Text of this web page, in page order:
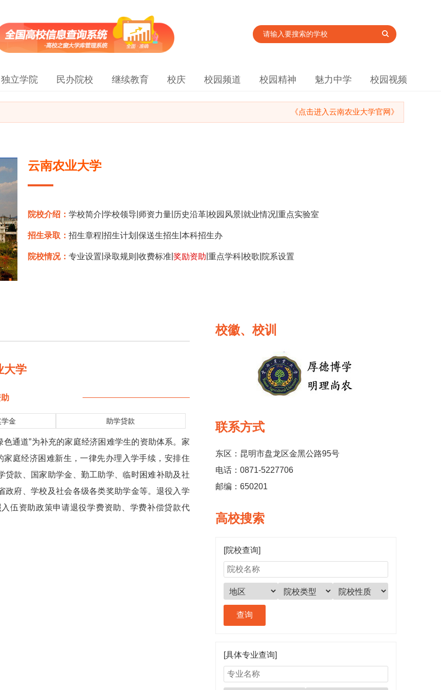
独立学院 民办院校 继续教育 校庆 校园频道 校园精神 魅力中学 校园视频
《点击进入云南农业大学官网》
云南农业大学
院校介绍：学校简介 |学校领导 师资力量 历史沿革 |校园风景 就业情况 |重点实验室
招生录取：招生章程 |招生计划 |保送生招生 |本科招生办
院校情况：专业设置 |录取规则 |收费标准 |奖励资助 |重点学科 |校歌 院系设置
大学
金 助学贷款
通道”为补充的家庭经济困难学生的资助体系。家
家庭经济困难新生，一律先办理入学手续，安排住
款、国家助学金、勤工助学、临时困难补助及社
府、学校及社会各级各类奖助学金等。退役入学
伍资助政策申请退役学费资助、学费补偿贷款代
校徽、校训
联系方式
东区：昆明市盘龙区金黑公路95号
电话：0871-5227706
邮编：650201
高校搜索
[院校查询]
[具体专业查询]